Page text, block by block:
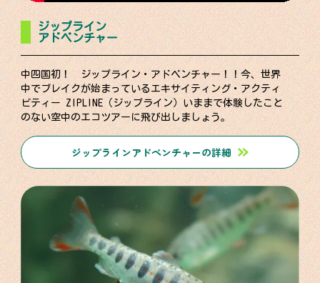
ジップライン
アドベンチャー
中四国初！ ジップライン・アドベンチャー！！今、世界
中でブレイクが始まっているエキサイティング・アクティ
ビティー ZIPLINE（ジップライン）いままで体験したこと
のない空中のエコツアーに飛び出しましょう。
ジップラインアドベンチャーの詳細